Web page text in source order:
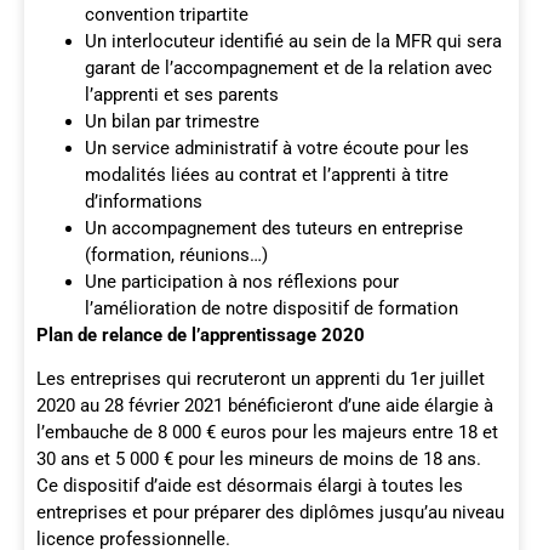
convention tripartite
Un interlocuteur identifié au sein de la MFR qui sera
garant de l’accompagnement et de la relation avec
l’apprenti et ses parents
Un bilan par trimestre
Un service administratif à votre écoute pour les
modalités liées au contrat et l’apprenti à titre
d’informations
Un accompagnement des tuteurs en entreprise
(formation, réunions…)
Une participation à nos réflexions pour
l’amélioration de notre dispositif de formation
Plan de relance de l’apprentissage 2020
Les entreprises qui recruteront un apprenti du 1er juillet
2020 au 28 février 2021 bénéficieront d’une aide élargie à
l’embauche de 8 000 € euros pour les majeurs entre 18 et
30 ans et 5 000 € pour les mineurs de moins de 18 ans.
Ce dispositif d’aide est désormais élargi à toutes les
entreprises et pour préparer des diplômes jusqu’au niveau
licence professionnelle.